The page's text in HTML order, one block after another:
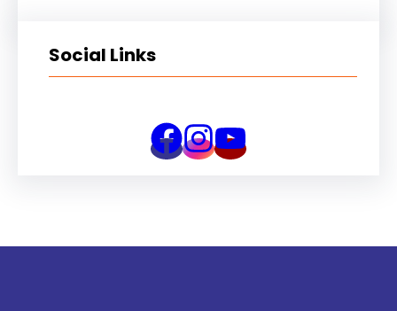
Social Links